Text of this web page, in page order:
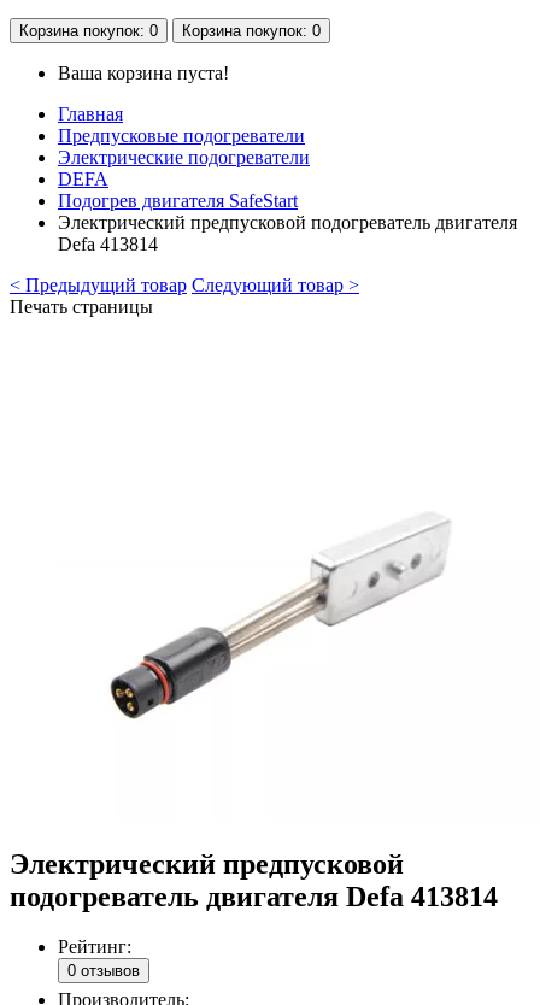
Корзина покупок: 0 Корзина покупок: 0
Ваша корзина пуста!
Главная
Предпусковые подогреватели
Электрические подогреватели
DEFA
Подогрев двигателя SafeStart
Электрический предпусковой подогреватель двигателя
Defa 413814
< Предыдущий товар Следующий товар >
Печать страницы
Электрический предпусковой
подогреватель двигателя Defa 413814
Рейтинг:
0 отзывов
Производитель: